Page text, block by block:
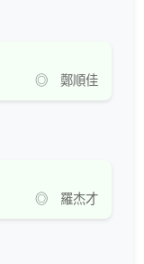
◎ 鄭順佳
◎ 羅杰才